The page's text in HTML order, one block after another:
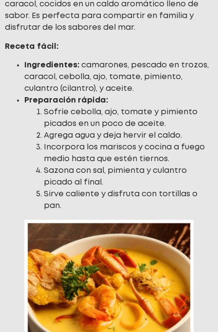
caracol, cocidos en un caldo aromático lleno de
sabor. Es perfecta para compartir en familia y
disfrutar de los sabores del mar.
Receta fácil:
Ingredientes: camarones, pescado en trozos,
caracol, cebolla, ajo, tomate, pimiento,
culantro (cilantro), y aceite.
Preparación rápida:
Sofríe cebolla, ajo, tomate y pimiento
picados en un poco de aceite.
Agrega agua y deja hervir el caldo.
Incorpora los mariscos y cocina a fuego
medio hasta que estén tiernos.
Sazona con sal, pimienta y culantro
picado al final.
Sirve caliente y disfruta con tortillas o
pan.